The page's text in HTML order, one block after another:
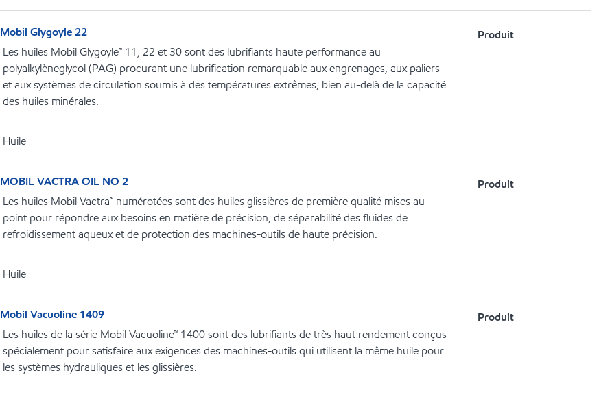
Mobil Glygoyle 22
Les huiles Mobil Glygoyle™ 11, 22 et 30 sont des lubrifiants haute performance au
polyalkylèneglycol (PAG) procurant une lubrification remarquable aux engrenages, aux paliers
et aux systèmes de circulation soumis à des températures extrêmes, bien au-delà de la capacité
des huiles minérales.
Huile
Produit
MOBIL VACTRA OIL NO 2
Les huiles Mobil Vactra™ numérotées sont des huiles glissières de première qualité mises au
point pour répondre aux besoins en matière de précision, de séparabilité des fluides de
refroidissement aqueux et de protection des machines-outils de haute précision.
Huile
Produit
Mobil Vacuoline 1409
Les huiles de la série Mobil Vacuoline™ 1400 sont des lubrifiants de très haut rendement conçus
spécialement pour satisfaire aux exigences des machines-outils qui utilisent la même huile pour
les systèmes hydrauliques et les glissières.
Produit